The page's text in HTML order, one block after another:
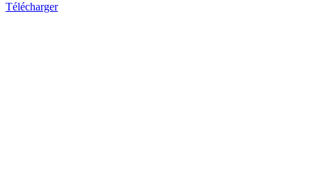
Télécharger